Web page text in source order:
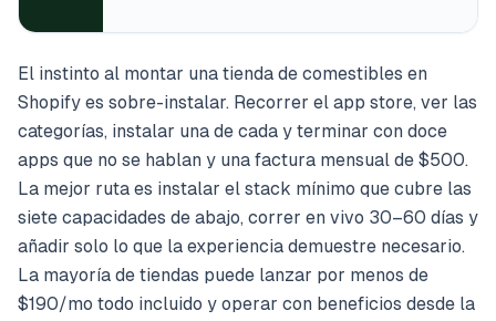
El instinto al montar una tienda de comestibles en
Shopify es sobre-instalar. Recorrer el app store, ver las
categorías, instalar una de cada y terminar con doce
apps que no se hablan y una factura mensual de $500.
La mejor ruta es instalar el stack mínimo que cubre las
siete capacidades de abajo, correr en vivo 30–60 días y
añadir solo lo que la experiencia demuestre necesario.
La mayoría de tiendas puede lanzar por menos de
$190/mo todo incluido y operar con beneficios desde la